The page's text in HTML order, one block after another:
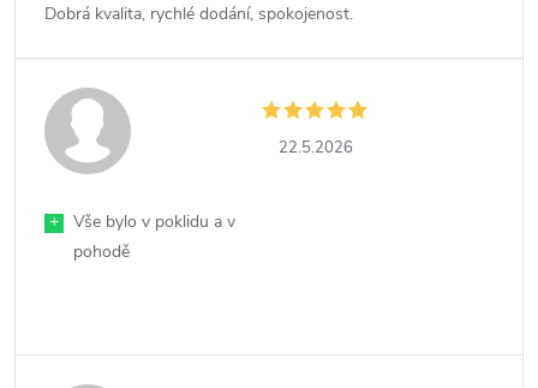
Dobrá kvalita, rychlé dodání, spokojenost.
22.5.2026
+
Vše bylo v poklidu a v
pohodě